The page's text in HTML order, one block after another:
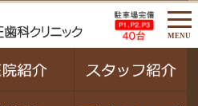
MENU